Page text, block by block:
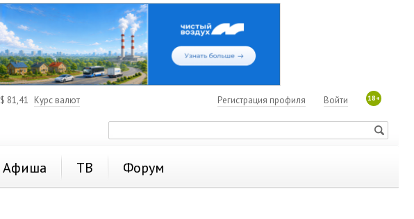
$ 81,41 Курс валют 18+
Войти
Регистрация профиля
Афиша ТВ Форум